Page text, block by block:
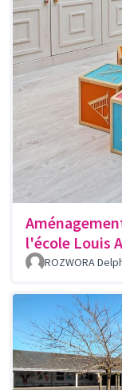
l'école Louis
ROZWORA